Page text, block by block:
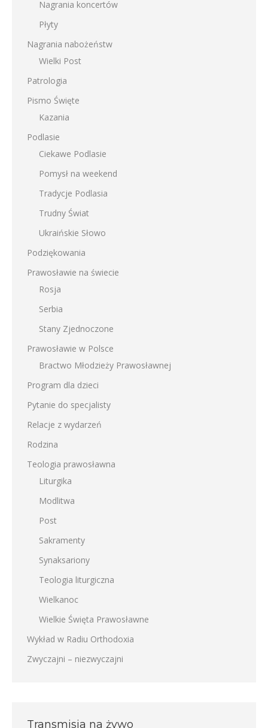
Nagrania koncertów
Płyty
Nagrania nabożeństw
Wielki Post
Patrologia
Pismo Święte
Kazania
Podlasie
Ciekawe Podlasie
Pomysł na weekend
Tradycje Podlasia
Trudny Świat
Ukraińskie Słowo
Podziękowania
Prawosławie na świecie
Rosja
Serbia
Stany Zjednoczone
Prawosławie w Polsce
Bractwo Młodzieży Prawosławnej
Program dla dzieci
Pytanie do specjalisty
Relacje z wydarzeń
Rodzina
Teologia prawosławna
Liturgika
Modlitwa
Post
Sakramenty
Synaksariony
Teologia liturgiczna
Wielkanoc
Wielkie Święta Prawosławne
Wykład w Radiu Orthodoxia
Zwyczajni – niezwyczajni
Transmisja na żywo